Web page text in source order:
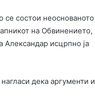
се состои неоснованото
на Обвинението,
исцрпно ја
дека аргументи и